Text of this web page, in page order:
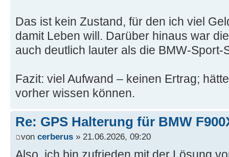
Das ist kein Zustand, für den ich viel
damit Leben will. Darüber hinaus war
auch deutlich lauter als die BMW-Sport-
Fazit: viel Aufwand – keinen Ertrag;
vorher wissen können.
Re: GPS Halterung für BMW
von cerberus » 21.06.2026, 09:20